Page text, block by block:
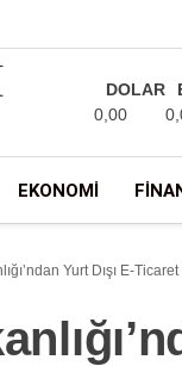
DOLAR
0,00
EKONOMI
Yurt Dışı E-